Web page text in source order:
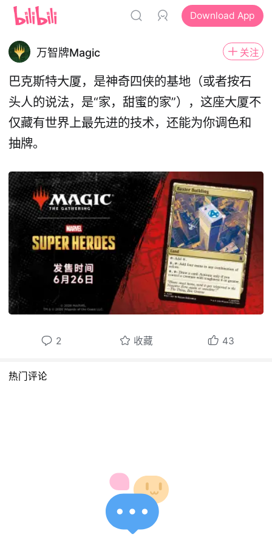
Download App
万智牌Magic 关注
巴克斯特大厦，是神奇四侠的基地（或者按石
头人的说法，是“家，甜蜜的家”），这座大厦不
仅藏有世界上最先进的技术，还能为你调色和
抽牌。
2 收藏 43
热门评论